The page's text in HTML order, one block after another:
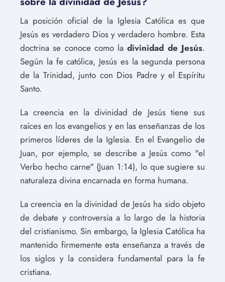
La posición oficial de la Iglesia Católica es que
Jesús es verdadero Dios y verdadero hombre. Esta
doctrina se conoce como ladivinidad de Jesús.
Según la fe católica, Jesús es la segunda persona
de la Trinidad, junto con Dios Padre y el Espíritu
Santo.
La creencia en la divinidad de Jesús tiene sus
raíces en los evangelios y en las enseñanzas de los
primeros líderes de la Iglesia. En el Evangelio de
Juan, por ejemplo, se describe a Jesús como "el
Verbo hecho carne" (Juan 1:14), lo que sugiere su
naturaleza divina encarnada en forma humana.
La creencia en la divinidad de Jesús ha sido objeto
de debate y controversia a lo largo de la historia
del cristianismo. Sin embargo, la Iglesia Católica ha
mantenido firmemente esta enseñanza a través de
los siglos y la considera fundamental para la fe
cristiana.